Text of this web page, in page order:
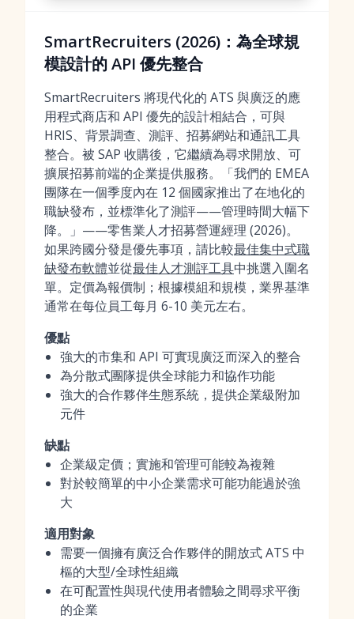
SmartRecruiters (2026)：為全球規
模設計的 API 優先整合
SmartRecruiters 將現代化的 ATS 與廣泛的應
用程式商店和 API 優先的設計相結合，可與
HRIS、背景調查、測評、招募網站和通訊工具
整合。被 SAP 收購後，它繼續為尋求開放、可
擴展招募前端的企業提供服務。「我們的 EMEA
團隊在一個季度內在 12 個國家推出了在地化的
職缺發布，並標準化了測評——管理時間大幅下
降。」——零售業人才招募營運經理 (2026)。
如果跨國分發是優先事項，請比較最佳集中式職
缺發布軟體並從最佳人才測評工具中挑選入圍名
單。定價為報價制；根據模組和規模，業界基準
通常在每位員工每月 6-10 美元左右。
優點
強大的市集和 API 可實現廣泛而深入的整合
為分散式團隊提供全球能力和協作功能
強大的合作夥伴生態系統，提供企業級附加
元件
缺點
企業級定價；實施和管理可能較為複雜
對於較簡單的中小企業需求可能功能過於強
大
適用對象
需要一個擁有廣泛合作夥伴的開放式 ATS 中
樞的大型/全球性組織
在可配置性與現代使用者體驗之間尋求平衡
的企業